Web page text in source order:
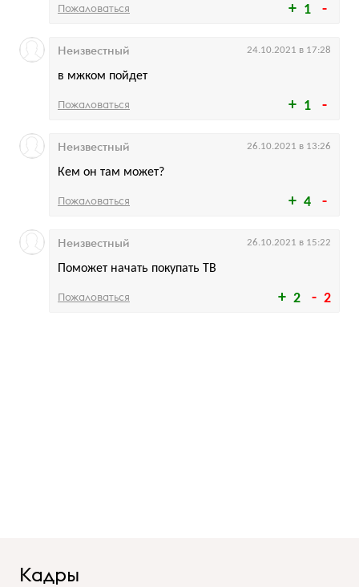
1
Пожаловаться
1
в мжком пойдет
Неизвестный 24.10.2021 в 17:28
Пожаловаться
4
Кем он там может?
Неизвестный 26.10.2021 в 13:26
Пожаловаться
2 2
Поможет начать покупать ТВ
Неизвестный 26.10.2021 в 15:22
Пожаловаться
Кадры